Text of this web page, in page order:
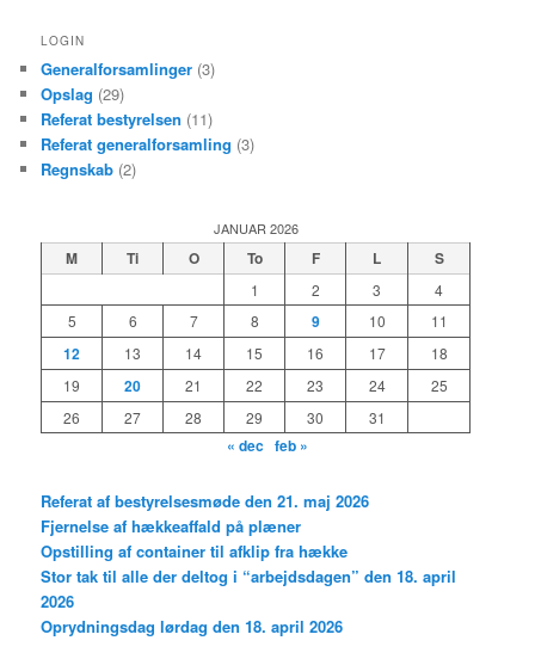
LOGIN
Generalforsamlinger (3)
Opslag (29)
Referat bestyrelsen (11)
Referat generalforsamling (3)
Regnskab (2)
JANUAR 2026
M Ti O To F L S
1 2 3
4
5
6 7 8 9 10 11
12 13 14 15 16 17
18
19
20 21 22 23 24
25
26
27 28 29 30 31
« dec feb »
Referat af bestyrelsesmøde den 21. maj 2026
Fjernelse af hækkeaffald på plæner
Opstilling af container til afklip fra hække
Stor tak til alle der deltog i “arbejdsdagen” den 18. april
2026
Oprydningsdag lørdag den 18. april 2026